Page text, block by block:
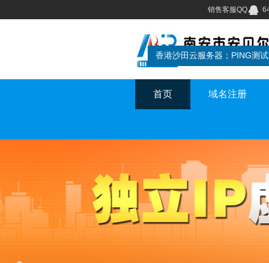
销售客服QQ
首页 域名注册